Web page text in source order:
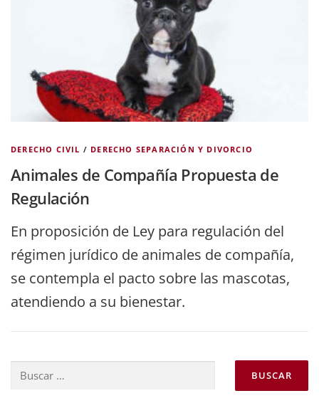
DERECHO CIVIL / DERECHO SEPARACIÓN Y DIVORCIO
Animales de Compañía Propuesta de
Regulación
En proposición de Ley para regulación del
régimen jurídico de animales de compañía,
se contempla el pacto sobre las mascotas,
atendiendo a su bienestar.
Buscar: